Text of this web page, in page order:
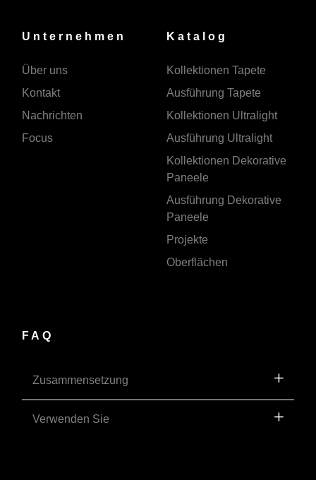
Unternehmen
Über uns
Kontakt
Nachrichten
Focus
Katalog
Kollektionen Tapete
Ausführung Tapete
Kollektionen Ultralight
Ausführung Ultralight
Kollektionen Dekorative
Paneele
Ausführung Dekorative
Paneele
Projekte
Oberflächen
FAQ
Zusammensetzung
Verwenden Sie